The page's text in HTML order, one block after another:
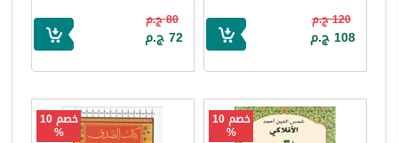
120 ج.م
108 ج.م
80 ج.م
72 ج.م
خصم 10
%
خصم 10
%